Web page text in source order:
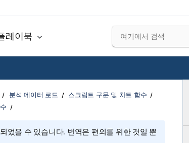
레이북
분석 데이터 로드
스크립트 구문 및 차트 함수
었을 수 있습니다. 번역은 편의를 위한 것일 뿐